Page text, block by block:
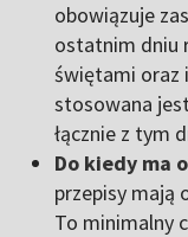
obowiązuje
ostatnim dniu
świętami oraz
stosowana
łącznie z tym
Do kiedy ma
przepisy mają
To minimalny